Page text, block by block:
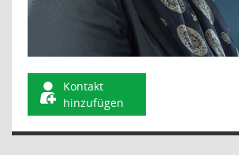
Kontakt
hinzufügen